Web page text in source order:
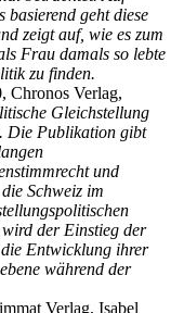
geht diese
zeigt auf, wie es zum
Frau damals so lebte
zu finden.
Chronos Verlag,
Gleichstellung
Die Publikation gibt
und
Schweiz im
der Einstieg der
Entwicklung ihrer
während der
Verlag, Isabel